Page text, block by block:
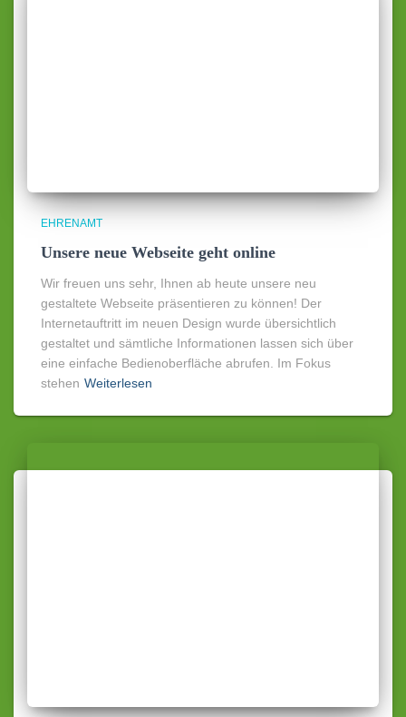
EHRENAMT
Unsere neue Webseite geht online
Wir freuen uns sehr, Ihnen ab heute unsere neu
gestaltete Webseite präsentieren zu können! Der
Internetauftritt im neuen Design wurde übersichtlich
gestaltet und sämtliche Informationen lassen sich über
eine einfache Bedienoberfläche abrufen. Im Fokus
stehen Weiterlesen